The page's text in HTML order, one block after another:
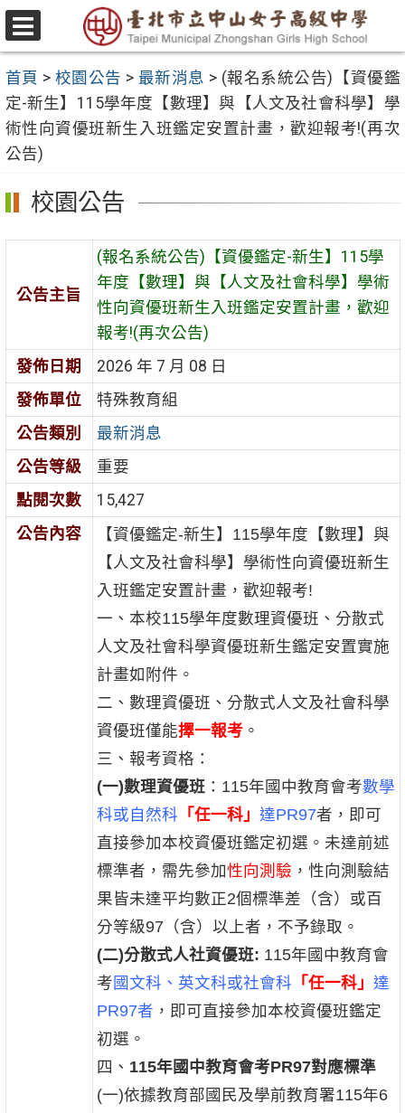
跳
至
要
內
容
區
選
單
首頁 > 校園公告 > 最新消息 > (報名系統公告)【資優鑑
定-新生】115學年度【數理】與【人文及社會科學】學
術性向資優班新生入班鑑定安置計畫，歡迎報考!(再次
公告)
校園公告
公告主旨
(報名系統公告)【資優鑑定-新生】115學
年度【數理】與【人文及社會科學】學術
性向資優班新生入班鑑定安置計畫，歡迎
報考!(再次公告)
發佈日期
2026 年 7 月 08 日
發佈單位
特殊教育組
公告類別
最新消息
公告等級
重要
點閱次數
15,427
公告內容
【資優鑑定-新生】115學年度【數理】與
【人文及社會科學】學術性向資優班新生
入班鑑定安置計畫，歡迎報考!
一、本校115學年度數理資優班、分散式
人文及社會科學資優班新生鑑定安置實施
計畫如附件。
二、數理資優班、分散式人文及社會科學
資優班僅能擇一報考。
三、報考資格：
(一)數理資優班：115年國中教育會考數學
科或自然科 「任一科」 達PR97者，即可
直接參加本校資優班鑑定初選。未達前述
標準者，需先參加性向測驗 ，性向測驗結
果皆未達平均數正2個標準差（含）或百
分等級97（含）以上者，不予錄取。
(二)分散式人社資優班: 115年國中教育會
考 國文科、英文科或社會科 「任一科」 達
PR97者 ，即可直接參加本校資優班鑑定
初選。
四、 115年國中教育會考PR97對應標準
(一)依據教育部國民及學前教育署115年6